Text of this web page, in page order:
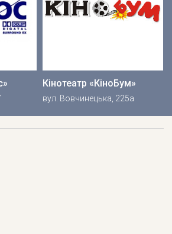
Кінотеатр «КіноБум»
вул. Вовчинецька, 225а